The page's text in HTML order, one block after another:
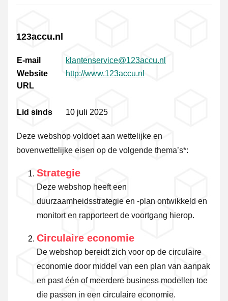
123accu.nl
E-mail
klantenservice@123accu.nl
Website
URL
http://www.123accu.nl
Lid sinds 10 juli 2025
Deze webshop voldoet aan wettelijke en
bovenwettelijke eisen op de volgende thema’s*:
Strategie
Deze webshop heeft een
duurzaamheidsstrategie en -plan ontwikkeld en
monitort en rapporteert de voortgang hierop.
Circulaire economie
De webshop bereidt zich voor op de circulaire
economie door middel van een plan van aanpak
en past één of meerdere business modellen toe
die passen in een circulaire economie.